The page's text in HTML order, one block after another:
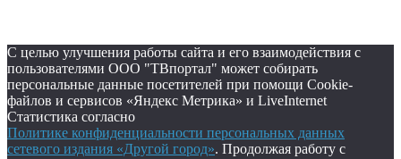
С целью улучшения работы сайта и его взаимодействия с
пользователями ООО "ТВпортал" может собирать
персональные данные посетителей при помощи Cookie-
файлов и сервисов «Яндекс Метрика» и LiveInternet
Статистика согласно
Политике конфиденциальности персональных данных
сетевого издания «Другой город». Продолжая работу с